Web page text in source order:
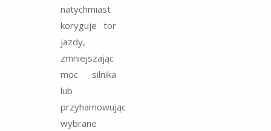
natychmiast
koryguje tor
jazdy,
zmniejszając
moc silnika
lub
przyhamowując
wybrane